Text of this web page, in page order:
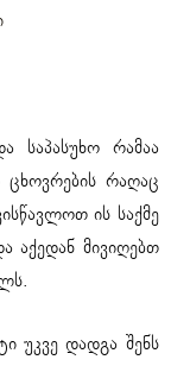
საპასუხო რამაა
ცხოვრების რაღაც
ის საქმე
აქედან მივიღებთ
უკვე დადგა შენს